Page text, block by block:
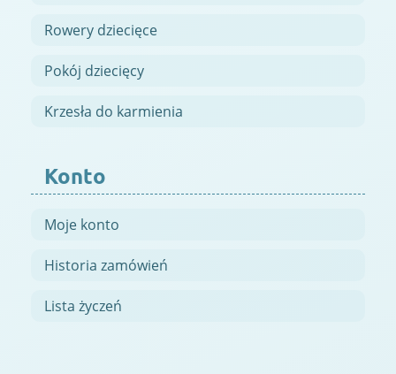
Rowery dziecięce
Pokój dziecięcy
Krzesła do karmienia
Konto
Moje konto
Historia zamówień
Lista życzeń